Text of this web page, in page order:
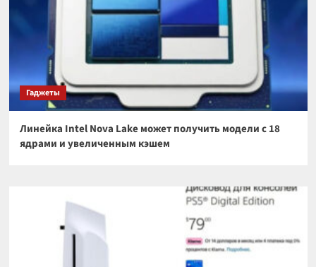
Гаджеты
Линейка Intel Nova Lake может получить модели с 18
ядрами и увеличенным кэшем